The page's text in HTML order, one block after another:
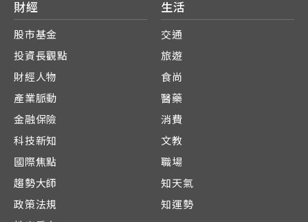
財經
股市基金
投資長觀點
財經人物
產業脈動
金融保險
科技新知
國際焦點
趨勢大師
政策法規
生活
交通
旅遊
食尚
醫藥
消費
文教
職場
知天氣
知運勢